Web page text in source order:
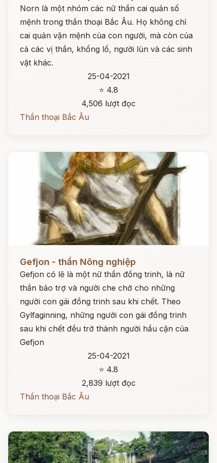
Norn là một nhóm các nữ thần cai quản số
mệnh trong thần thoại Bắc Âu. Họ không chỉ
cai quản vận mệnh của con người, mà còn của
cả các vị thần, khổng lồ, người lùn và các sinh
vật khác.
25-04-2021
⭐ 4.8
4,506 lượt đọc
Thần thoại Bắc Âu
Gefjon - thần Nông nghiệp
Gefjon có lẽ là một nữ thần đồng trinh, là nữ
thần bảo trợ và người che chở cho những
người con gái đồng trinh sau khi chết. Theo
Gylfaginning, những người con gái đồng trinh
sau khi chết đều trở thành người hầu cận của
Gefjon
25-04-2021
⭐ 4.8
2,839 lượt đọc
Thần thoại Bắc Âu